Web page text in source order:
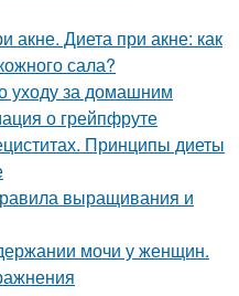
акне. Диета при акне: как
сала?
уходу за домашним
о грейпфруте
Принципы диеты
выращивания и
мочи у женщин.